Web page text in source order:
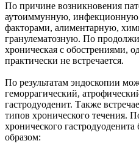
По причине возникновения
аутоиммунную,
факторами, алиментарную,
гранулематозную. По
хроническая с обострениями,
практически не встречается.
По результатам эндоскопии
геморрагический,
гастродуоденит. Также
типов хронического течения.
хронического
образом: